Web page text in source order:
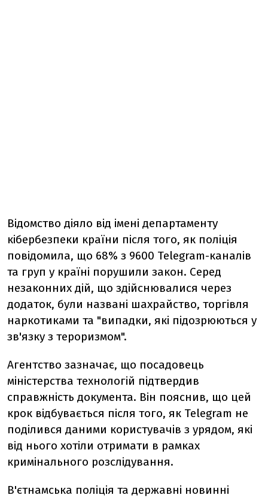
Відомство діяло від імені департаменту
кібербезпеки країни після того, як поліція
повідомила, що 68% з 9600 Telegram-каналів
та груп у країні порушили закон. Серед
незаконних дій, що здійснювалися через
додаток, були названі шахрайство, торгівля
наркотиками та "випадки, які підозрюються у
зв'язку з тероризмом".
Агентство зазначає, що посадовець
міністерства технологій підтвердив
справжність документа. Він пояснив, що цей
крок відбувається після того, як Telegram не
поділився даними користувачів з урядом, які
від нього хотіли отримати в рамках
кримінального розслідування.
В'єтнамська поліція та державні новинні